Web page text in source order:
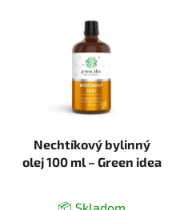
Nechtíkový bylinný
olej 100 ml – Green idea
📦 Skladom